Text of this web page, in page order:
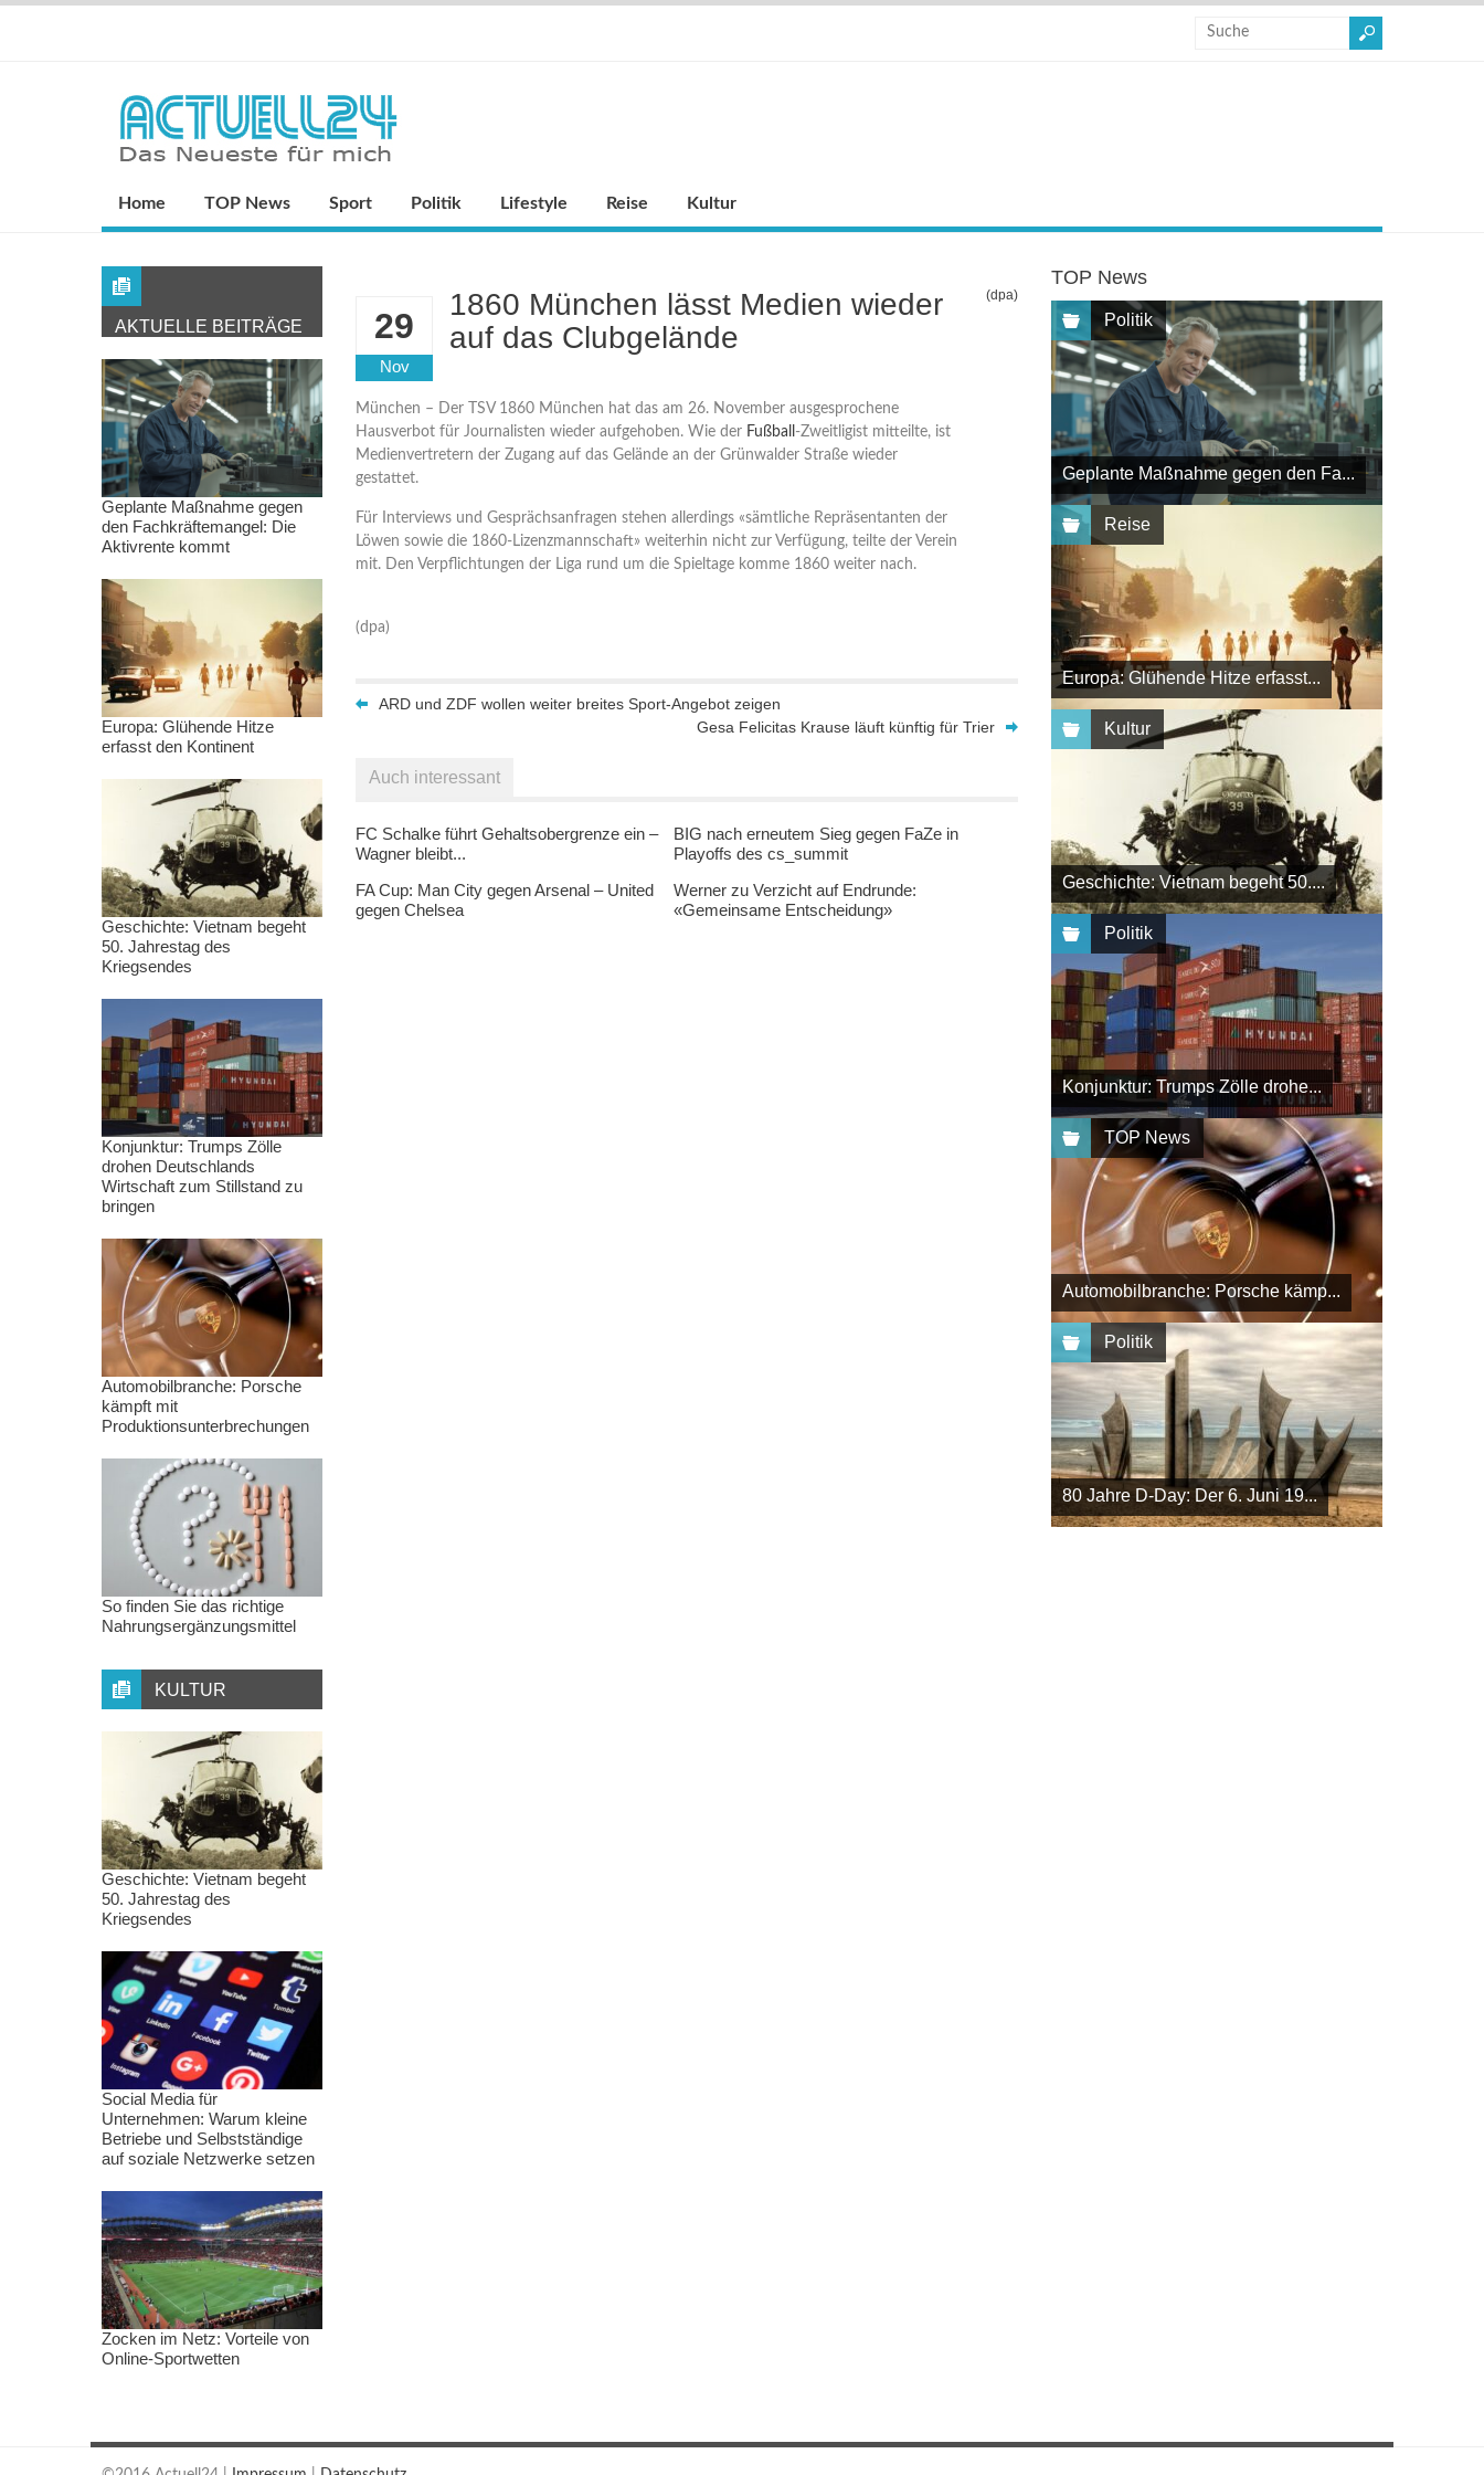
Home TOP News Sport Politik Lifestyle Reise Kultur
29
Nov
1860 München lässt Medien wieder
auf das Clubgelände
(dpa)
München – Der TSV 1860 München hat das am 26. November ausgesprochene
Hausverbot für Journalisten wieder aufgehoben. Wie der Fußball -Zweitligist mitteilte, ist
Medienvertretern der Zugang auf das Gelände an der Grünwalder Straße wieder
gestattet.
Für Interviews und Gesprächsanfragen stehen allerdings «sämtliche Repräsentanten der
Löwen sowie die 1860-Lizenzmannschaft» weiterhin nicht zur Verfügung, teilte der Verein
mit. Den Verpflichtungen der Liga rund um die Spieltage komme 1860 weiter nach.
(dpa)
ARD und ZDF wollen weiter breites Sport-Angebot zeigen
Gesa Felicitas Krause läuft künftig für Trier
Auch interessant
FC Schalke führt Gehaltsobergrenze ein –
Wagner bleibt...
BIG nach erneutem Sieg gegen FaZe in
Playoffs des cs_summit
FA Cup: Man City gegen Arsenal – United
gegen Chelsea
Werner zu Verzicht auf Endrunde:
«Gemeinsame Entscheidung»
TOP News
Politik
Geplante Maßnahme gegen den Fa...
Reise
Europa: Glühende Hitze erfasst...
Kultur
Geschichte: Vietnam begeht 50....
Politik
Konjunktur: Trumps Zölle drohe...
TOP News
Automobilbranche: Porsche kämp...
Politik
80 Jahre D-Day: Der 6. Juni 19...
AKTUELLE BEITRÄGE
Geplante Maßnahme gegen
den Fachkräftemangel: Die
Aktivrente kommt
Europa: Glühende Hitze
erfasst den Kontinent
Geschichte: Vietnam begeht
50. Jahrestag des
Kriegsendes
Konjunktur: Trumps Zölle
drohen Deutschlands
Wirtschaft zum Stillstand zu
bringen
Automobilbranche: Porsche
kämpft mit
Produktionsunterbrechungen
So finden Sie das richtige
Nahrungsergänzungsmittel
KULTUR
Geschichte: Vietnam begeht
50. Jahrestag des
Kriegsendes
Social Media für
Unternehmen: Warum kleine
Betriebe und Selbstständige
auf soziale Netzwerke setzen
Zocken im Netz: Vorteile von
Online-Sportwetten